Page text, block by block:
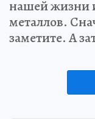
нашей жизни
металлов.
заметите. А